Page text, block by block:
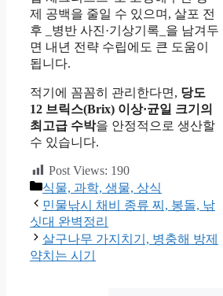
제 공백을 줄일 수 있으며, 살포 전
후 _병반 사진·기상기록_을 남겨두
면 내년 전략 수립에도 큰 도움이
됩니다.
적기에 꼼꼼히 관리한다면, 당도
12 브릭스(Brix) 이상·균일 크기의
최고급 수박을 안정적으로 생산할
수 있습니다.
Post Views: 190
카
테
고
리
식물, 과학, 생물, 상식
민물낚시 채비 종류 찌, 봉돌, 낚
싯대 완벽정리
살구나무 가지치기, 병충해 방제
약치는 시기